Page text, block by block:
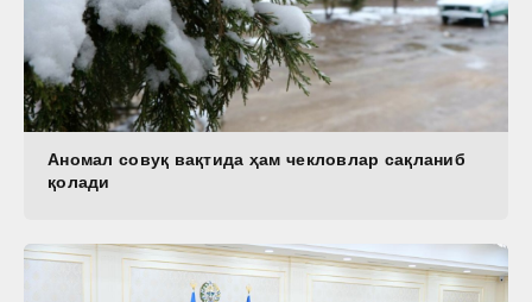
Аномал совуқ вақтида ҳам чекловлар сақланиб
қолади